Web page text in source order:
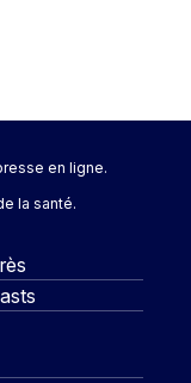
en ligne.
la santé.